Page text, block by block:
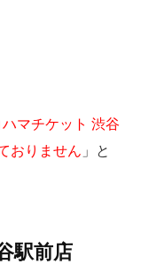
ハマチケット 渋谷
おりません 」と
駅前店